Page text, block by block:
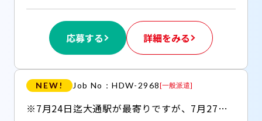
応募する 詳細をみる
NEW! Job No：HDW-2968[一般派遣]
※7月24日迄大通駅が最寄りですが、7月27日からは札幌駅が最寄り駅になります※ ○大通駅1番出口より徒歩1分！ ○残業はほとんどありません ○ロッカー完備 ○休憩室完備 ○電子レンジ・冷蔵庫・ポットあり ○マッサージチェアあり ○パンやカップめんの自動販売機あり ○日払い(JOBPAY)OK